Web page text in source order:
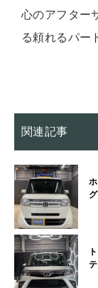
心のアフター
る頼れるパー
関連記事
グ